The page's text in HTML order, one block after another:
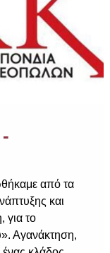
από τα
και
για το
Αγανάκτηση,